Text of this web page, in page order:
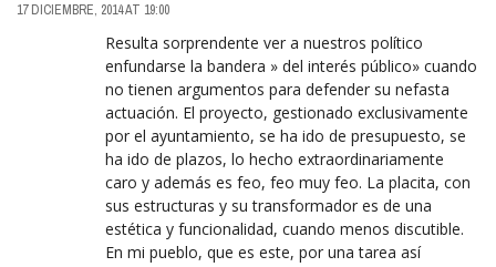
17 DICIEMBRE, 2014 AT 19:00
Resulta sorprendente ver a nuestros político
enfundarse la bandera » del interés público» cuando
no tienen argumentos para defender su nefasta
actuación. El proyecto, gestionado exclusivamente
por el ayuntamiento, se ha ido de presupuesto, se
ha ido de plazos, lo hecho extraordinariamente
caro y además es feo, feo muy feo. La placita, con
sus estructuras y su transformador es de una
estética y funcionalidad, cuando menos discutible.
En mi pueblo, que es este, por una tarea así